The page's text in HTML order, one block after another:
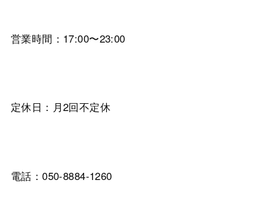
営業時間：17:00〜23:00
定休日：月2回不定休
電話：050-8884-1260